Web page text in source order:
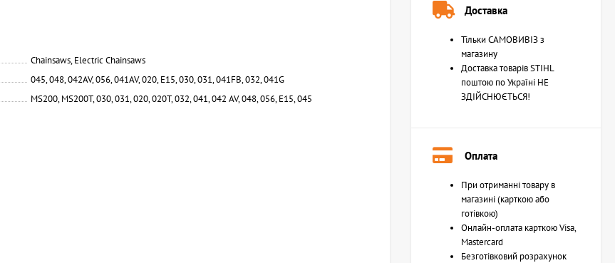
Chainsaws, Electric Chainsaws
045, 048, 042AV, 056, 041AV, 020, E15, 030, 031, 041FB, 032, 041G
MS200, MS200T, 030, 031, 020, 020T, 032, 041, 042 AV, 048, 056, E15, 045
Доставка
Тільки САМОВИВІЗ з
магазину
Доставка товарів STIHL
поштою по Україні НЕ
ЗДІЙСНЮЄТЬСЯ!
Оплата
При отриманні товару в
магазині (карткою або
готівкою)
Онлайн-оплата карткою Visa,
Mastercard
Безготівковий розрахунок